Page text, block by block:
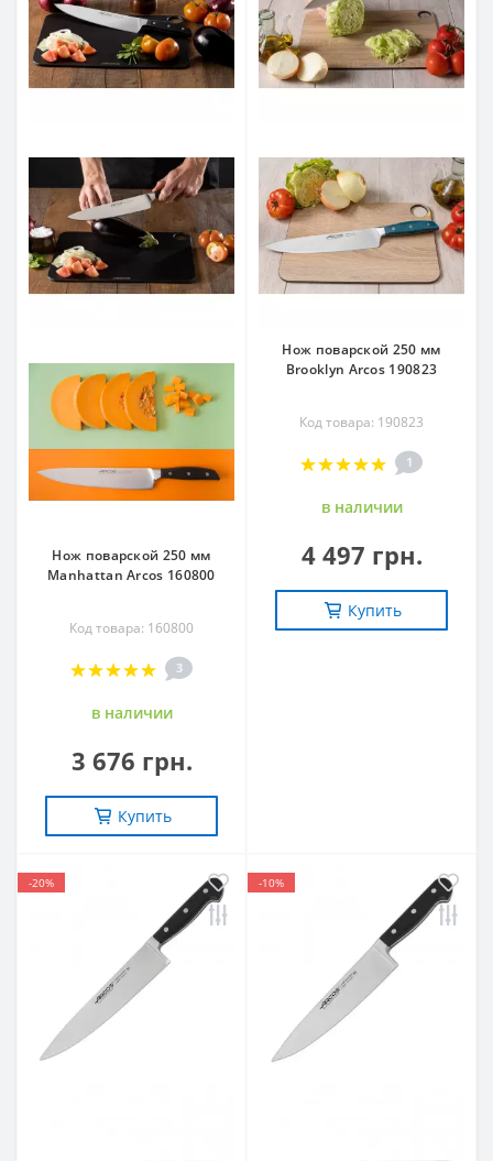
Нож поварской 250 мм
Manhattan Arcos 160800
Код товара: 160800
3
в наличии
3 676 грн.
Купить
Нож поварской 250 мм
Brooklyn Arcos 190823
Код товара: 190823
1
в наличии
4 497 грн.
Купить
-20% -10%